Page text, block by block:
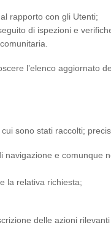
rapporto con gli Utenti;
di ispezioni e
l’elenco aggiornato
sono stati raccolti;
e comunque
la relativa richiesta;
delle azioni